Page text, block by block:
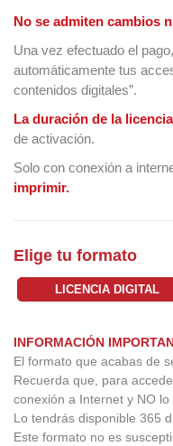
No se admiten cambios
Una vez efectuado el
automáticamente tus
contenidos digitales”.
La duración de la
de activación.
Solo con conexión a
imprimir.
Elige tu formato
LICENCIA DIGITAL
INFORMACIÓN
El formato que acabas de
Recuerda que, para
conexión a Internet y NO
Lo tendrás disponible 365
Este formato no es